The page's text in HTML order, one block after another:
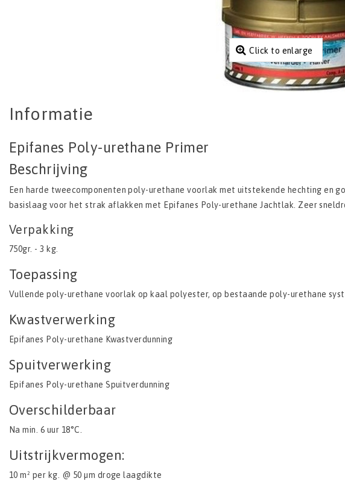
Click to enlarge
Informatie
Epifanes Poly-urethane Primer
Beschrijving
Een harde tweecomponenten poly-urethane voorlak met uitstekende hechting en
basislaag voor het strak aflakken met Epifanes Poly-urethane Jachtlak. Zeer
Verpakking
750gr. - 3 kg.
Toepassing
Vullende poly-urethane voorlak op kaal polyester, op bestaande poly-urethane
Kwastverwerking
Epifanes Poly-urethane Kwastverdunning
Spuitverwerking
Epifanes Poly-urethane Spuitverdunning
Overschilderbaar
Na min. 6 uur 18°C.
Uitstrijkvermogen:
10 m² per kg. @ 50 µm droge laagdikte